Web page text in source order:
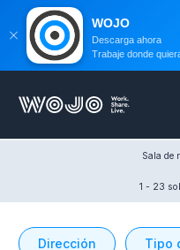
WOJO
Sala de
1 - 23
Dirección Tipo
WOJO
Descarga ahora
Trabaje donde